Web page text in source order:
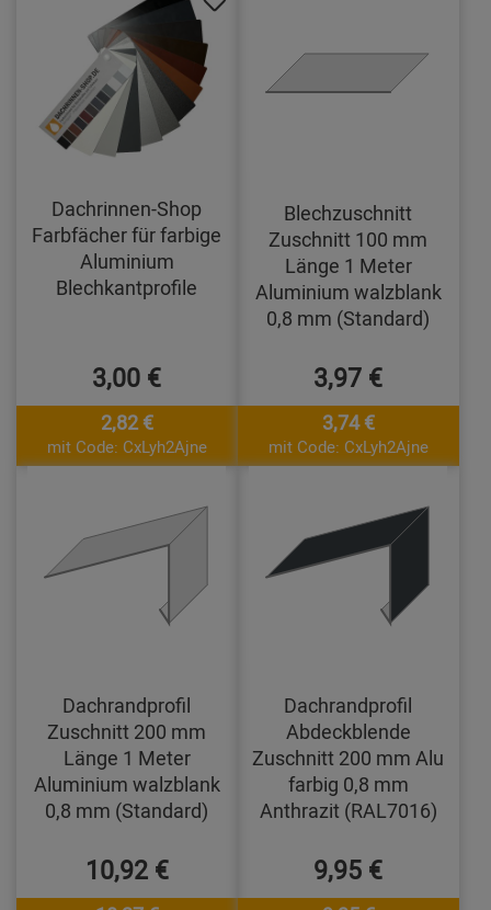
Dachrinnen-Shop
Farbfächer für farbige
Aluminium
Blechkantprofile
3,00 €
2,82 €
mit Code: CxLyh2Ajne
Blechzuschnitt
Zuschnitt 100 mm
Länge 1 Meter
Aluminium walzblank
0,8 mm (Standard)
3,97 €
3,74 €
mit Code: CxLyh2Ajne
Dachrandprofil
Zuschnitt 200 mm
Länge 1 Meter
Aluminium walzblank
0,8 mm (Standard)
10,92 €
Dachrandprofil
Abdeckblende
Zuschnitt 200 mm Alu
farbig 0,8 mm
Anthrazit (RAL7016)
9,95 €